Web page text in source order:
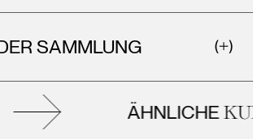
SAMMLUNG
ÄHNLICHE